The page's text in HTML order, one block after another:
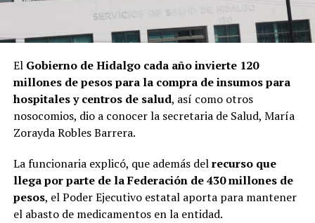
El Gobierno de Hidalgo cada año invierte 120
millones de pesos para la compra de insumos para
hospitales y centros de salud, así como otros
nosocomios, dio a conocer la secretaria de Salud, María
Zorayda Robles Barrera.
La funcionaria explicó, que además delrecurso que
llega por parte de la Federación de 430 millones de
pesos, el Poder Ejecutivo estatal aporta para mantener
el abasto de medicamentos en la entidad.